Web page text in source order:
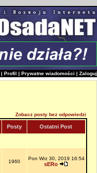
| Profil | Prywatne wiadomości | Zaloguj
Zobacz posty bez odpowiedzi
Posty Ostatni Post
1960
Pon Wrz 30, 2019 16:54
sERo